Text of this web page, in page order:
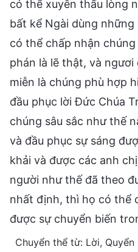
có thể xuyên thấu lòng
bất kể Ngài dùng
có thể chấp nhận
phán là lẽ thật, và
miễn là chúng phù hợp
đầu phục lời Đức Chúa
chúng sâu sắc như thế
và đầu phục sự sáng
khải và được các anh
người như thế đã theo
nhất định, thì họ có thể
được sự chuyển biến
Chuyển thể từ: Lời,